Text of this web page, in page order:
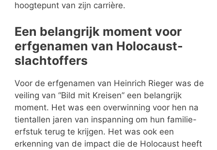
hoogtepunt van zijn carrière.
Een belangrijk moment voor
erfgenamen van Holocaust-
slachtoffers
Voor de erfgenamen van Heinrich Rieger was de
veiling van “Bild mit Kreisen” een belangrijk
moment. Het was een overwinning voor hen na
tientallen jaren van inspanning om hun familie-
erfstuk terug te krijgen. Het was ook een
erkenning van de impact die de Holocaust heeft